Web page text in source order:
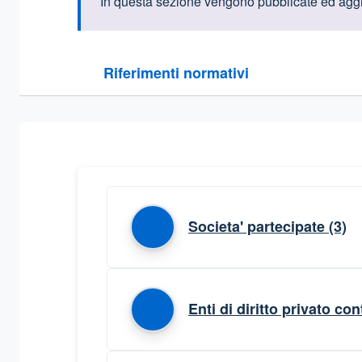
Riferimenti normativi
Sezione compressa
Societa' partecipate(3)
Enti di diritto privato